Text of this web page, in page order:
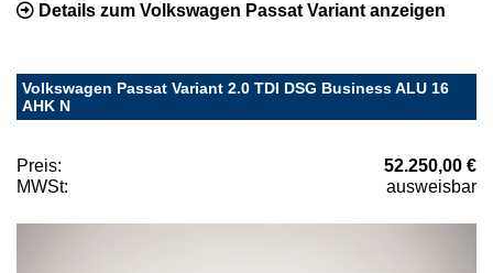
Details zum Volkswagen Passat Variant anzeigen
Volkswagen Passat Variant 2.0 TDI DSG Business ALU 16
AHK N
Preis:
52.250,00 €
MWSt:
ausweisbar